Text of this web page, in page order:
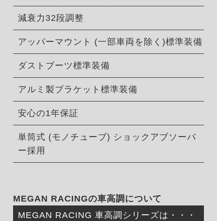
減衰力32段調整
アッパーマウント (一部車両を除く)標準装備
ダストブーツ標準装備
アルミ製ブラケット標準装備
安心の1年保証
単筒式 (モノチューブ) ショックアブソーバ
ー採用
MEGAN RACINGの車高調について
MEGAN RACING 車高調シリーズは・・・